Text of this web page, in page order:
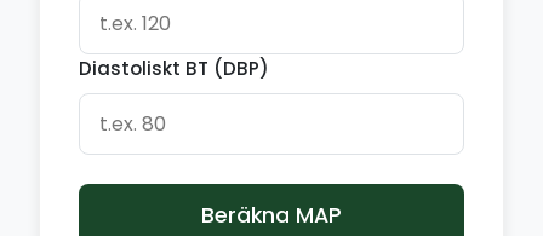
Diastoliskt BT (DBP)
Beräkna MAP